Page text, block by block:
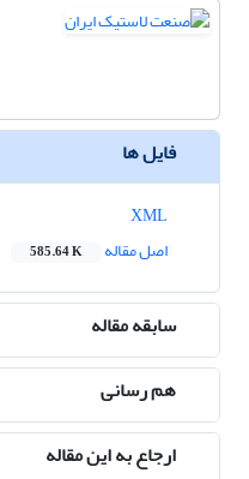
فایل ها
اصل مقاله
585.64 K
سابقه مقاله
هم رسانی
ارجاع به این مقاله